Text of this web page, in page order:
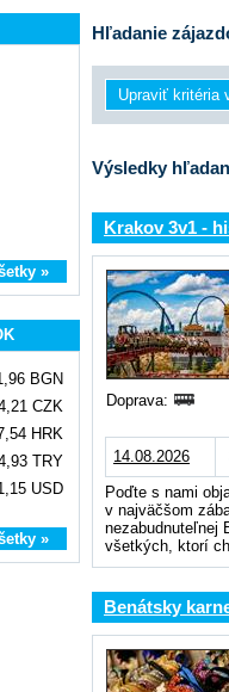
»
BGN
CZK
HRK
TRY
USD
»
Hľadanie
Výsledky
Krakov 3v1 -
Doprava:
14.08.2026
Poďte s nami
v najväčšom
nezabudnuteľnej
všetkých, ktorí
Benátsky